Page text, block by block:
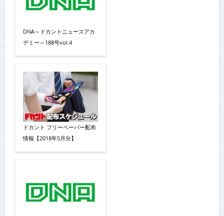
DNA～ドカントニュースアカ
デミー～188号vol.4
ドカント フリーペーパー配布
情報【2018年5月分】